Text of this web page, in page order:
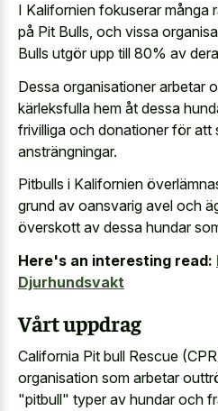
I Kalifornien fokuserar många
på Pit Bulls, och vissa
Bulls utgör upp till 80% av
Dessa organisationer arbetar
kärleksfulla hem åt dessa
frivilliga och donationer för att
ansträngningar.
Pitbulls i Kalifornien
grund av oansvarig avel och
överskott av dessa hundar
Here's an interesting read:
Djurhundsvakt
Vårt uppdrag
California Pit bull Rescue
organisation som arbetar
"pitbull" typer av hundar och